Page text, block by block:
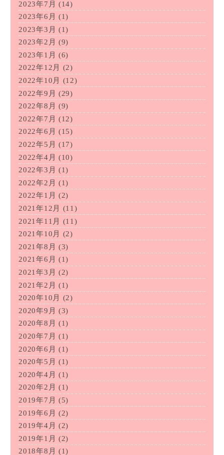
2023年7月 (14)
2023年6月 (1)
2023年3月 (1)
2023年2月 (9)
2023年1月 (6)
2022年12月
(2)
2022年10月
(12)
2022年9月 (29)
2022年8月 (9)
2022年7月 (12)
2022年6月 (15)
2022年5月 (17)
2022年4月 (10)
2022年3月 (1)
2022年2月 (1)
2022年1月 (2)
2021年12月
(11)
2021年11月 (11)
2021年10月
(2)
2021年8月 (3)
2021年6月 (1)
2021年3月 (2)
2021年2月 (1)
2020年10月
(2)
2020年9月 (3)
2020年8月 (1)
2020年7月 (1)
2020年6月 (1)
2020年5月 (1)
2020年4月 (1)
2020年2月 (1)
2019年7月 (5)
2019年6月 (2)
2019年4月 (2)
2019年1月 (2)
2018年8月 (1)